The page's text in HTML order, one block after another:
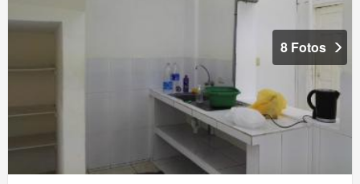
8 Fotos